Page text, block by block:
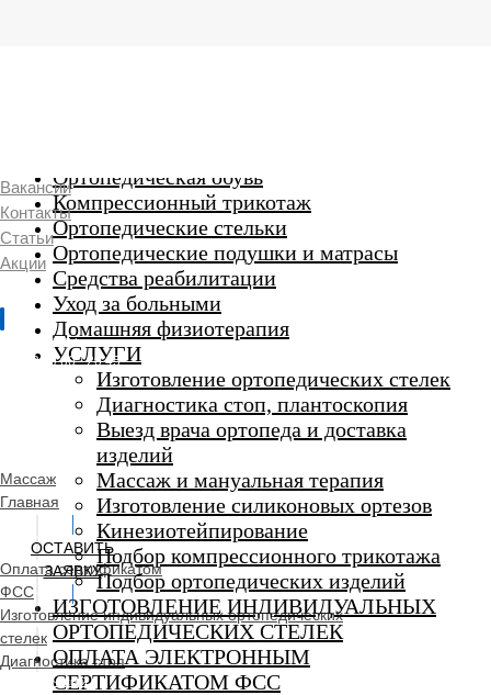
г. Люберцы
Пн-Вс 9:00 - 20:45
салон
Ортопедическая обувь
Компрессионный трикотаж
Ортопедические стельки
Ортопедические подушки и матрасы
Средства реабилитации
Уход за больными
Домашняя физиотерапия
УСЛУГИ
Изготовление ортопедических стелек
Диагностика стоп, плантоскопия
Выезд врача ортопеда и доставка
изделий
Массаж и мануальная терапия
Изготовление силиконовых ортезов
Кинезиотейпирование
Подбор компрессионного трикотажа
Подбор ортопедических изделий
ИЗГОТОВЛЕНИЕ ИНДИВИДУАЛЬНЫХ
ОРТОПЕДИЧЕСКИХ СТЕЛЕК
ОПЛАТА ЭЛЕКТРОННЫМ
СЕРТИФИКАТОМ ФСС
Вакансии
Контакты
Статьи
Акции
Массаж
Главная
ОСТАВИТЬ
ЗАЯВКУ
Оплата сертификатом
ФСС
Изготовление индивидуальных ортопедических
стелек
Диагностика стоп
Ортопедический